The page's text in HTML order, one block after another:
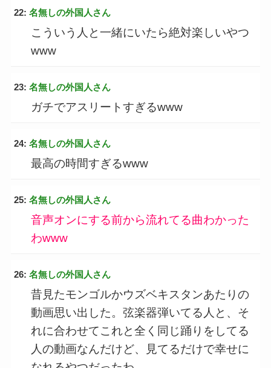
22: 名無しの外国人さん
こういう人と一緒にいたら絶対楽しいやつ
www
23: 名無しの外国人さん
ガチでアスリートすぎるwww
24: 名無しの外国人さん
最高の時間すぎるwww
25: 名無しの外国人さん
音声オンにする前から流れてる曲わかった
わwww
26: 名無しの外国人さん
昔見たモンゴルかウズベキスタンあたりの
動画思い出した。弦楽器弾いてる人と、そ
れに合わせてこれと全く同じ踊りをしてる
人の動画なんだけど、見てるだけで幸せに